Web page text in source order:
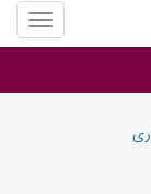
منوی
سایت
یاب